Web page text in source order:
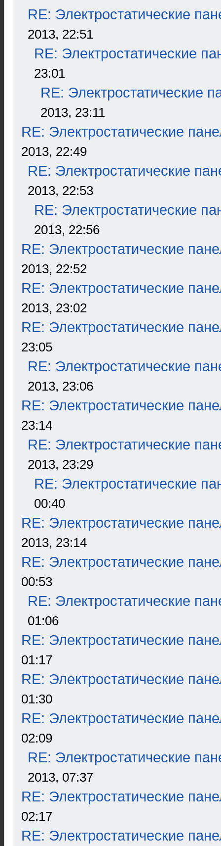
RE: Электростатические
2013, 22:51
RE: Электростатические
23:01
RE: Электростатические
2013, 23:11
RE: Электростатические
2013, 22:49
RE: Электростатические
2013, 22:53
RE: Электростатические
2013, 22:56
RE: Электростатические
2013, 22:52
RE: Электростатические
2013, 23:02
RE: Электростатические
23:05
RE: Электростатические
2013, 23:06
RE: Электростатические
23:14
RE: Электростатические
2013, 23:29
RE: Электростатические
00:40
RE: Электростатические
2013, 23:14
RE: Электростатические
00:53
RE: Электростатические
01:06
RE: Электростатические
01:17
RE: Электростатические
01:30
RE: Электростатические
02:09
RE: Электростатические
2013, 07:37
RE: Электростатические
02:17
RE: Электростатические